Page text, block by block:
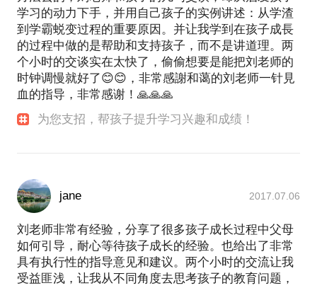
学习的动力下手，并用自己孩子的实例讲述：从学渣
到学霸蜕变过程的重要原因。并让我学到在孩子成長
的过程中做的是帮助和支持孩子，而不是讲道理。两
个小时的交谈实在太快了，偷偷想要是能把刘老师的
时钟调慢就好了😊😊，非常感謝和蔼的刘老师一针見
血的指导，非常感谢！🙏🙏🙏
为您支招，帮孩子提升学习兴趣和成绩！
jane 2017.07.06
刘老师非常有经验，分享了很多孩子成长过程中父母
如何引导，耐心等待孩子成长的经验。也给出了非常
具有执行性的指导意见和建议。两个小时的交流让我
受益匪浅，让我从不同角度去思考孩子的教育问题，